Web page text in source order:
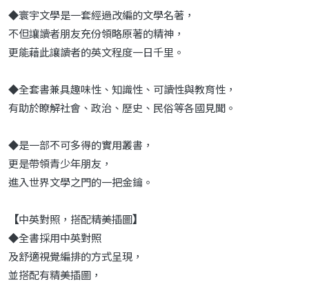
◆寰宇文學是一套經過改編的文學名著，
不但讓讀者朋友充份領略原著的精神，
更能藉此讓讀者的英文程度一日千里。
◆全套書兼具趣味性、知識性、可讀性與教育性，
有助於瞭解社會、政治、歷史、民俗等各國見聞。
◆是一部不可多得的實用叢書，
更是帶領青少年朋友，
進入世界文學之門的一把金鑰。
【中英對照，搭配精美插圖】
◆全書採用中英對照
及舒適視覺編排的方式呈現，
並搭配有精美插圖，